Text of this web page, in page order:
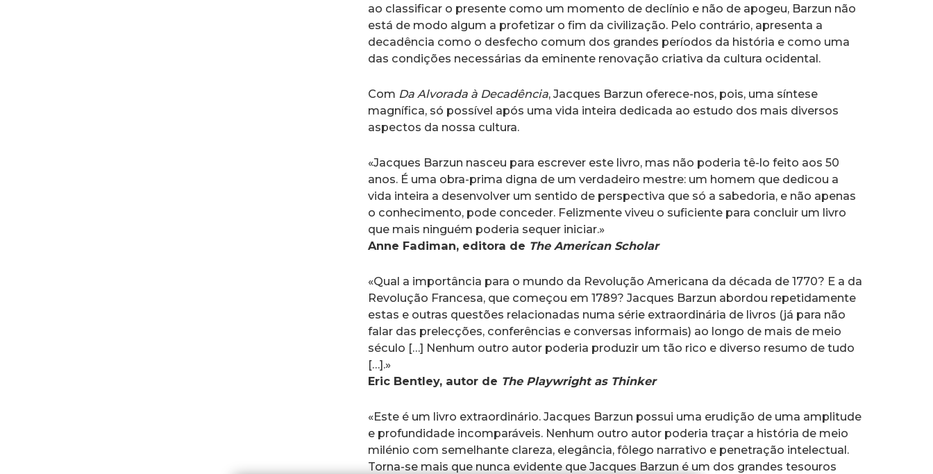
ao classificar o presente como um momento de declínio e não de apogeu, Barzun não
está de modo algum a profetizar o fim da civilização. Pelo contrário, apresenta a
decadência como o desfecho comum dos grandes períodos da história e como uma
das condições necessárias da eminente renovação criativa da cultura ocidental.
Com Da Alvorada à Decadência, Jacques Barzun oferece-nos, pois, uma síntese
magnífica, só possível após uma vida inteira dedicada ao estudo dos mais diversos
aspectos da nossa cultura.
«Jacques Barzun nasceu para escrever este livro, mas não poderia tê-lo feito aos 50
anos. É uma obra-prima digna de um verdadeiro mestre: um homem que dedicou a
vida inteira a desenvolver um sentido de perspectiva que só a sabedoria, e não apenas
o conhecimento, pode conceder. Felizmente viveu o suficiente para concluir um livro
que mais ninguém poderia sequer iniciar.»
Anne Fadiman, editora de The American Scholar
«Qual a importância para o mundo da Revolução Americana da década de 1770? E a da
Revolução Francesa, que começou em 1789? Jacques Barzun abordou repetidamente
estas e outras questões relacionadas numa série extraordinária de livros (já para não
falar das prelecções, conferências e conversas informais) ao longo de mais de meio
século […] Nenhum outro autor poderia produzir um tão rico e diverso resumo de tudo
[…].»
Eric Bentley, autor de The Playwright as Thinker
«Este é um livro extraordinário. Jacques Barzun possui uma erudição de uma amplitude
e profundidade incomparáveis. Nenhum outro autor poderia traçar a história de meio
milénio com semelhante clareza, elegância, fôlego narrativo e penetração intelectual.
Torna-se mais que nunca evidente que Jacques Barzun é um dos grandes tesouros